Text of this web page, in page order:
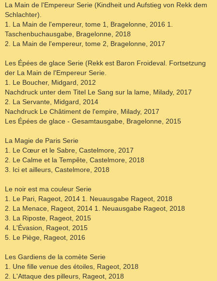
La Main de l'Empereur Serie (Kindheit und Aufstieg von Rekk dem
Schlachter).
1. La Main de l'empereur, tome 1, Bragelonne, 2016 1.
Taschenbuchausgabe, Bragelonne, 2018
2. La Main de l'empereur, tome 2, Bragelonne, 2017
Les Épées de glace Serie (Rekk est Baron Froideval. Fortsetzung
der La Main de l'Empereur Serie.
1. Le Boucher, Midgard, 2012
Nachdruck unter dem Titel Le Sang sur la lame, Milady, 2017
2. La Servante, Midgard, 2014
Nachdruck Le Châtiment de l'empire, Milady, 2017
Les Épées de glace - Gesamtausgabe, Bragelonne, 2015
La Magie de Paris Serie
1. Le Cœur et le Sabre, Castelmore, 2017
2. Le Calme et la Tempête, Castelmore, 2018
3. Ici et ailleurs, Castelmore, 2018
Le noir est ma couleur Serie
1. Le Pari, Rageot, 2014 1. Neuausgabe Rageot, 2018
2. La Menace, Rageot, 2014 1. Neuausgabe Rageot, 2018
3. La Riposte, Rageot, 2015
4. L'Évasion, Rageot, 2015
5. Le Piège, Rageot, 2016
Les Gardiens de la comète Serie
1. Une fille venue des étoiles, Rageot, 2018
2. L'Attaque des pilleurs, Rageot, 2018